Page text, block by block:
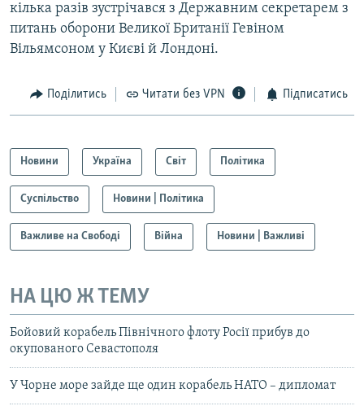
кілька разів зустрічався з Державним секретарем з
питань оборони Великої Британії Гевіном
Вільямсоном у Києві й Лондоні.
Поділитись Читати без VPN Підписатись
Новини Україна Світ Політика
Суспільство Новини | Політика
Важливе на Свободі Війна Новини | Важливі
НА ЦЮ Ж ТЕМУ
Бойовий корабель Північного флоту Росії прибув до
окупованого Севастополя
У Чорне море зайде ще один корабель НАТО – дипломат